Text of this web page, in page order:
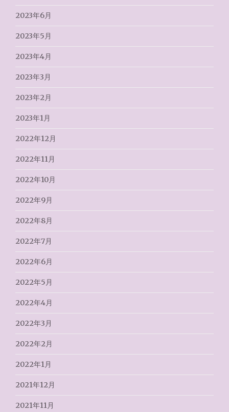
2023年6月
2023年5月
2023年4月
2023年3月
2023年2月
2023年1月
2022年12月
2022年11月
2022年10月
2022年9月
2022年8月
2022年7月
2022年6月
2022年5月
2022年4月
2022年3月
2022年2月
2022年1月
2021年12月
2021年11月